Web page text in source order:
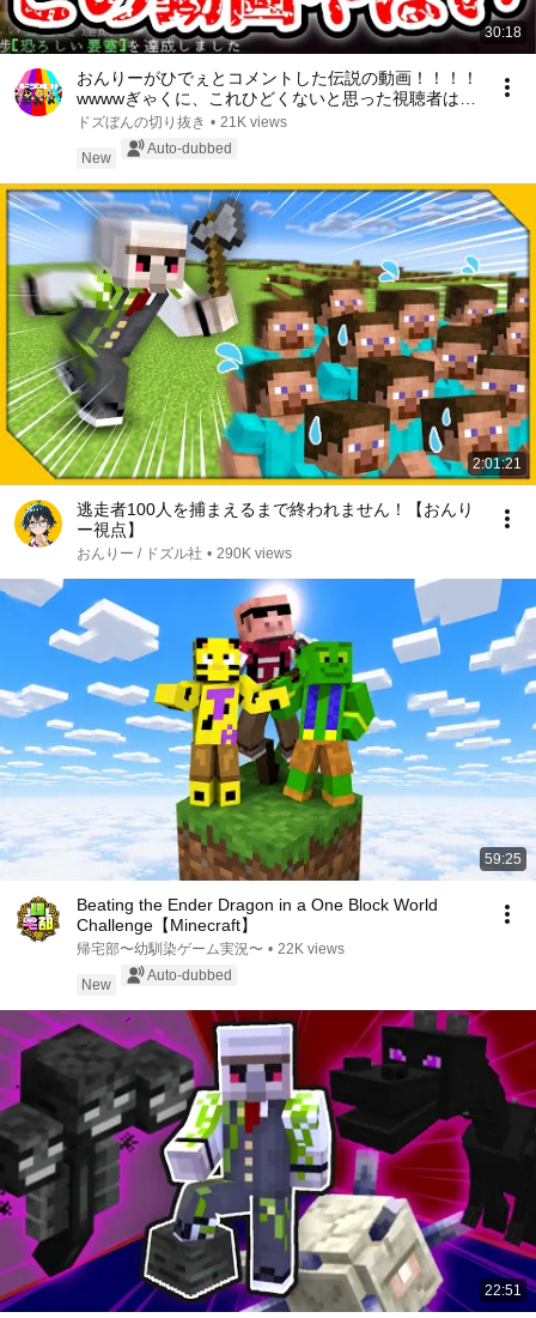
30:18
おんりーがひでぇとコメントした伝説の動画！！！！
wwwwぎゃくに、これひどくないと思った視聴者はい
る？？www【切り抜き】
ドズぼんの切り抜き • 21K views
New
Auto-dubbed
2:01:21
逃走者100人を捕まえるまで終われません！【おんり
ー視点】
おんりー / ドズル社 • 290K views
59:25
Beating the Ender Dragon in a One Block World
Challenge【Minecraft】
帰宅部〜幼馴染ゲーム実況〜 • 22K views
New
Auto-dubbed
22:51